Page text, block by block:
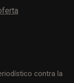
contra la